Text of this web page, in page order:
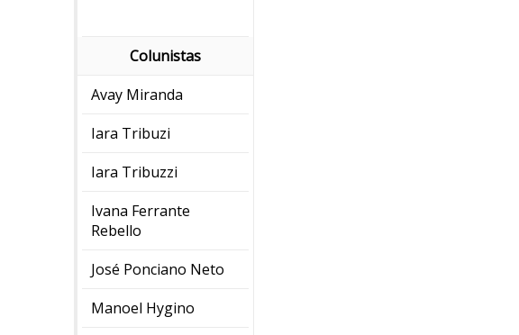
Colunistas
Avay Miranda
Iara Tribuzi
Iara Tribuzzi
Ivana Ferrante
Rebello
José Ponciano Neto
Manoel Hygino